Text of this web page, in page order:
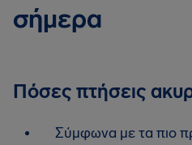
σήμερα
Πόσες πτήσεις
Σύμφωνα με τα πιο